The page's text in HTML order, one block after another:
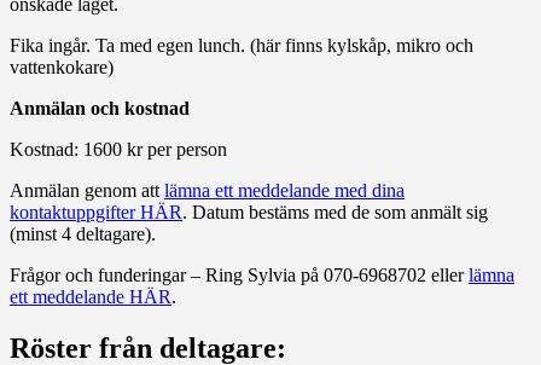
Fika ingår. Ta med egen lunch. (här finns kylskåp, mikro och
vattenkokare)
Anmälan och kostnad
Kostnad: 1600 kr per person
Anmälan genom att lämna ett meddelande med dina
kontaktuppgifter HÄR. Datum bestäms med de som anmält sig
(minst 4 deltagare).
Frågor och funderingar – Ring Sylvia på 070-6968702 ellerlämna
ett meddelande HÄR.
Röster från deltagare: